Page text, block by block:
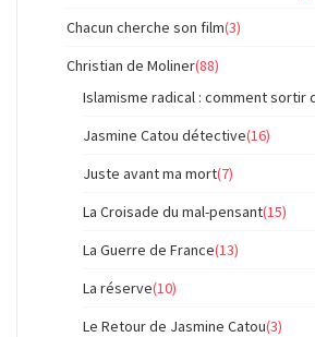
Chacun cherche son film(3)
Christian de Moliner(88)
Islamisme radical : comment sortir
Jasmine Catou détective(16)
Juste avant ma mort(7)
La Croisade du mal-pensant(15)
La Guerre de France(13)
La réserve(10)
Le Retour de Jasmine Catou(3)